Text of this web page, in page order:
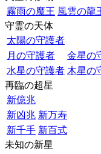
霧雨の魔王 風雲の龍
守霊の天体
太陽の守護者
月の守護者
金星の
水星の守護者 木星の
再臨の超星
新億兆
新凶兆 新万寿
新千手 新百式
未知の新星